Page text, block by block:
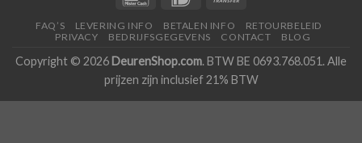
FAQ’S LEVERING INFO BETALEN INFO
RETOURBELEID
PRIVACY
BEDRIJFSGEGEVENS CONTACT BLOG
Copyright © 2026 DeurenShop.com. BTW BE 0693.768.051. Alle
prijzen zijn inclusief 21% BTW